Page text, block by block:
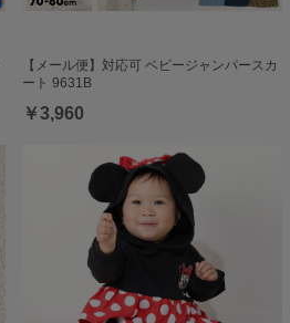
【メール便】対応可 ベビージャンパースカ
ート 9631B
￥3,960